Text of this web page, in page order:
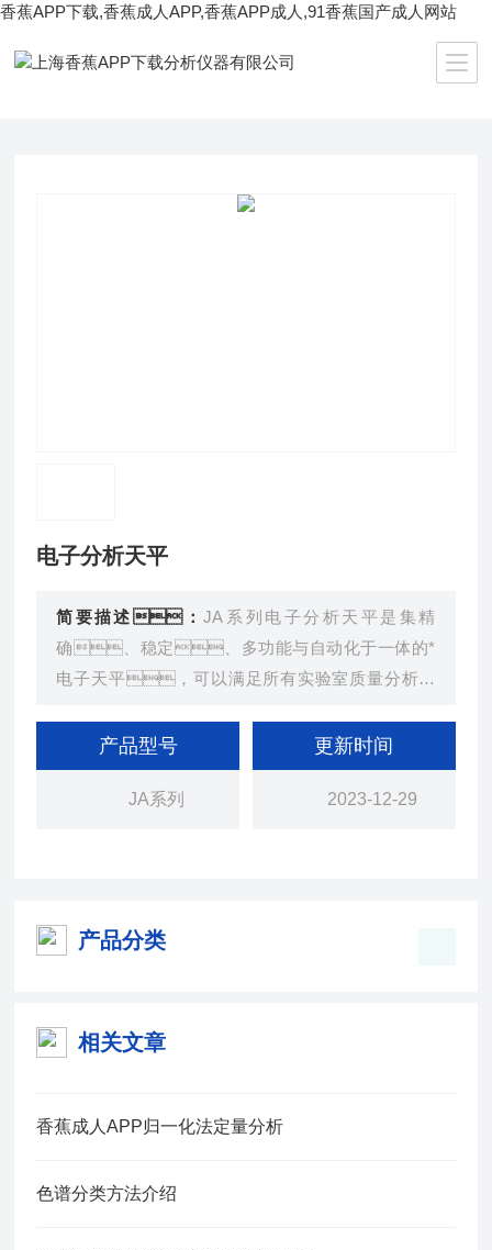
香蕉APP下载,香蕉成人APP,香蕉APP成人,91香蕉国产成人网站
0.1mg分析天平 / JA
电子分析天平
简要描述：JA系列电子分析天平是集精
确、稳定、多功能与自动化于一体的*
电子天平，可以满足所有实验室质量分析要
产品型号
JA系列
更新时间
2023-12-29
产品分类
相关文章
香蕉成人APP归一化法定量分析
色谱分类方法介绍